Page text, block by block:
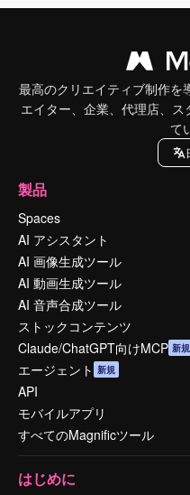
最高のクリエイティブ制作を
エイター、企業、代理店、
て
製品
Spaces
AI アシスタント
AI 画像生成ツール
AI 動画生成ツール
AI 音声合成ツール
ストックコンテンツ
Claude/ChatGPT向けMCP 新規
エージェント 新規
API
モバイルアプリ
すべてのMagnificツール
はじめに